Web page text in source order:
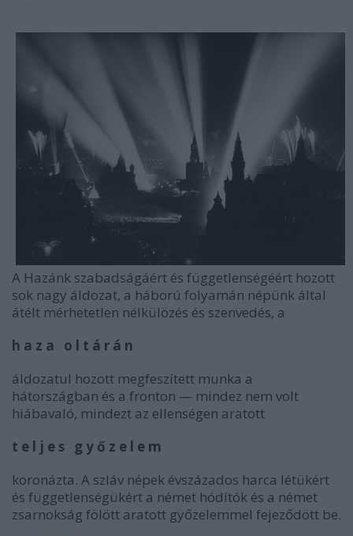
A Hazánk szabadságáért és függetlenségéért hozott
sok nagy áldozat, a háború folyamán népünk által
átélt mérhetetlen nélkülözés és szenvedés, a
h a z a o l t á r á n
áldozatul hozott megfeszített munka a
hátországban és a fronton — mindez nem volt
hiábavaló, mindezt az ellenségen aratott
t e l j e s g y ő z e l e m
koronázta. A szláv népek évszázados harca létükért
és függetlenségükért a német hódítók és a német
zsarnokság fölött aratott győzelemmel fejeződött be.